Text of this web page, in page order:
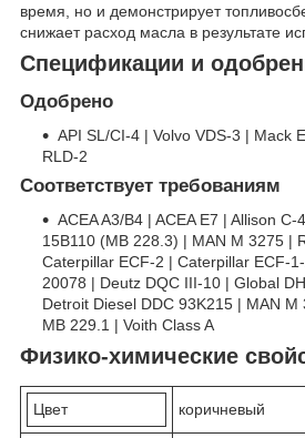
время, но и демонстрирует
снижает расход масла в результате
Спецификации и
Одобрено
API SL/CI-4 | Volvo VDS-3 | Mack
RLD-2
Соответствует требованиям
ACEA A3/B4 | ACEA E7 | Allison
15B110 (MB 228.3) | MAN M 3275 |
Caterpillar ECF-2 | Caterpillar ECF-
20078 | Deutz DQC III-10 | Global
Detroit Diesel DDC 93K215 | MAN M
MB 229.1 | Voith Class A
Физико-химические
Цвет коричневый